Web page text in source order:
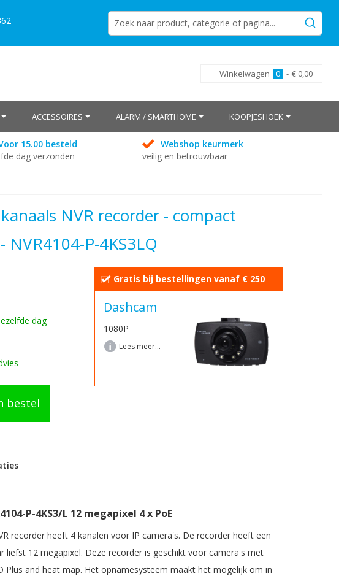
Winkelwagen 0 - € 0,00
ACCESSOIRES ALARM / SMARTHOME KOOPJESHOEK
15.00 besteld
dag verzonden
Webshop keurmerk
veilig en betrouwbaar
NVR recorder - compact
NVR4104-P-4KS3LQ
dag
bestel
Gratis bij bestellingen vanaf € 250
Dashcam
1080P
Lees meer...
P-4KS3/L 12 megapixel 4 x PoE
recorder heeft 4 kanalen voor IP camera's. De recorder heeft een
liefst 12 megapixel. Deze recorder is geschikt voor camera's met
Plus and heat map. Het opnamesysteem maakt het mogelijk om in